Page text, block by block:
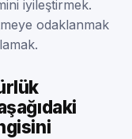
iyileştirmek.
odaklanmak